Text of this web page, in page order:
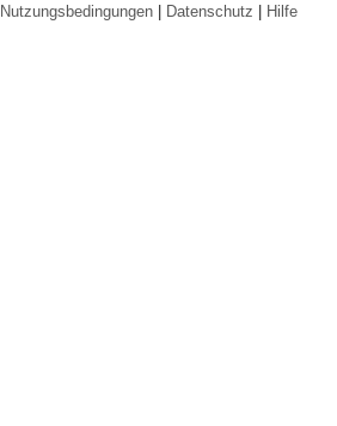
Nutzungsbedingungen| Datenschutz | Hilfe